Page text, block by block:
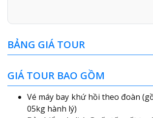
BẢNG GIÁ TOUR
GIÁ TOUR BAO GỒM
Vé máy bay khứ hồi theo đoàn
05kg hành lý)